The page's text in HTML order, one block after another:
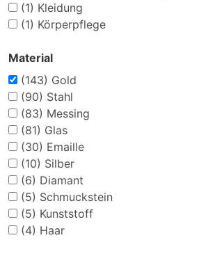
(1) Kleidung
(1) Körperpflege
Material
(143) Gold
(90) Stahl
(83) Messing
(81) Glas
(30) Emaille
(10) Silber
(6) Diamant
(5) Schmuckstein
(5) Kunststoff
(4) Haar